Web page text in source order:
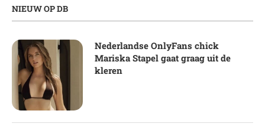
NIEUW OP DB
Nederlandse OnlyFans chick
Mariska Stapel gaat graag uit de
kleren